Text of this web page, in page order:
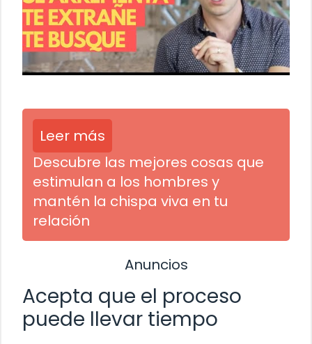
Leer más
Descubre las mejores cosas que
estimulan a los hombres y
mantén la chispa viva en tu
relación
Anuncios
Acepta que el proceso
puede llevar tiempo